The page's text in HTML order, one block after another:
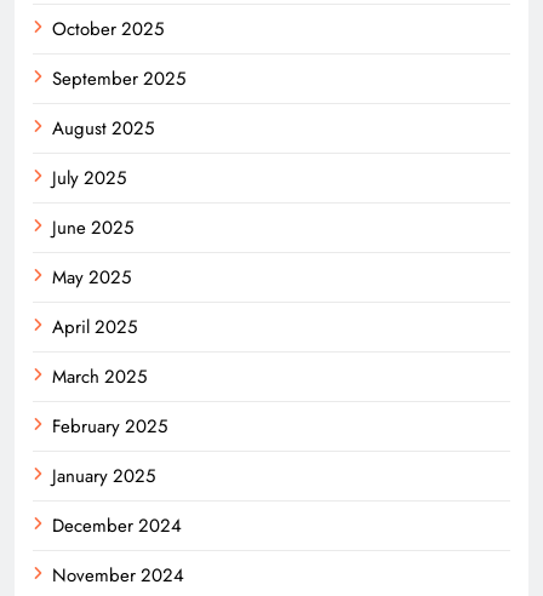
October 2025
September 2025
August 2025
July 2025
June 2025
May 2025
April 2025
March 2025
February 2025
January 2025
December 2024
November 2024